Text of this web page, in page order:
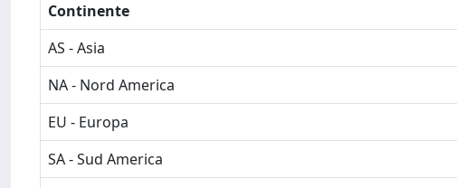
Continente
AS - Asia
NA - Nord America
EU - Europa
SA - Sud America